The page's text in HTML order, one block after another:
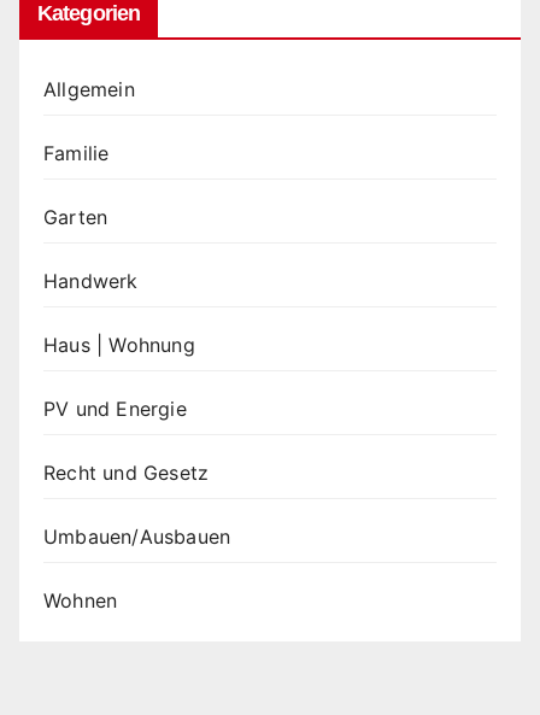
Kategorien
Allgemein
Familie
Garten
Handwerk
Haus | Wohnung
PV und Energie
Recht und Gesetz
Umbauen/Ausbauen
Wohnen